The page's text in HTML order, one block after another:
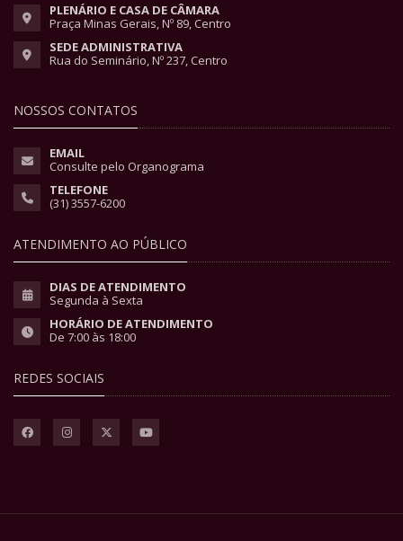
PLENÁRIO E CASA DE CÂMARA
Praça Minas Gerais, Nº 89, Centro
SEDE ADMINISTRATIVA
Rua do Seminário, Nº 237, Centro
NOSSOS CONTATOS
EMAIL
Consulte pelo Organograma
TELEFONE
(31) 3557-6200
ATENDIMENTO AO PÚBLICO
DIAS DE ATENDIMENTO
Segunda à Sexta
HORÁRIO DE ATENDIMENTO
De 7:00 às 18:00
REDES SOCIAIS